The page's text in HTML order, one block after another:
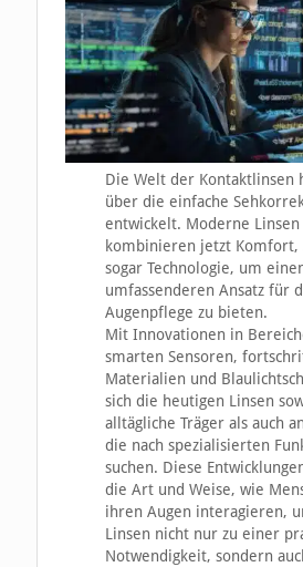
Die Welt der Kontaktlinsen
über die einfache
entwickelt. Moderne Linsen
kombinieren jetzt Komfort,
sogar Technologie, um
umfassenderen Ansatz für
Augenpflege zu bieten.
Mit Innovationen in
smarten Sensoren,
Materialien und
sich die heutigen Linsen
alltägliche Träger als auch
die nach spezialisierten
suchen. Diese
die Art und Weise, wie
ihren Augen interagieren,
Linsen nicht nur zu einer
Notwendigkeit, sondern